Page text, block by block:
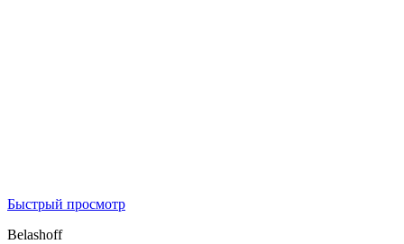
Быстрый просмотр
Belashoff